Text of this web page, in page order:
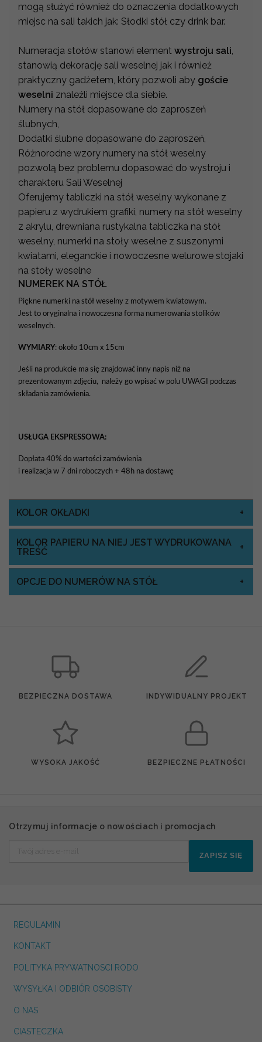
mogą służyć również do oznaczenia dodatkowych
miejsc na sali takich jak: Słodki stół czy drink bar.
Numeracja stołów stanowi element wystroju sali
stanowią dekorację sali weselnej jak i również
praktyczny gadżetem, który pozwoli aby goście
weselni znaleźli miejsce dla siebie.
Numery na stół dopasowane do zaproszeń
ślubnych,
Dodatki ślubne dopasowane do zaproszeń,
Różnorodne wzory numery na stół weselny
pozwolą bez problemu dopasować do wystroju i
charakteru Sali Weselnej
Oferujemy tabliczki na stół weselny wykonane z
papieru z wydrukiem grafiki, numery na stół weselny
z akrylu, drewniana rustykalna tabliczka na stół
weselny, numerki na stoły weselne z suszonymi
kwiatami, eleganckie i nowoczesne welurowe stojaki
na stoły weselne
NUMEREK NA STÓŁ
Piękne numerki na stół weselny z motywem kwiatowym.
Jest to oryginalna i nowoczesna forma numerowania stolików
weselnych.
WYMIARY: około 10cm x 15cm
Jeśli na produkcie ma się znajdować inny napis niż na
prezentowanym zdjęciu, należy go wpisać w polu UWAGI podczas
składania zamówienia.
USŁUGA EKSPRESSOWA:
Dopłata 40% do wartości zamówienia
i realizacja w 7 dni roboczych + 48h na dostawę
KOLOR OKŁADKI
KOLOR PAPIERU NA NIEJ JEST WYDRUKOWANA
TREŚĆ
OPCJE DO NUMERÓW NA STÓŁ
BEZPIECZNA DOSTAWA INDYWIDUALNY PROJEKT
WYSOKA JAKOŚĆ BEZPIECZNE PŁATNOŚCI
Otrzymuj informacje o nowościach i promocjach
ZAPISZ SIĘ
REGULAMIN
KONTAKT
POLITYKA PRYWATNOSCI RODO
WYSYŁKA I ODBIÓR OSOBISTY
O NAS
CIASTECZKA